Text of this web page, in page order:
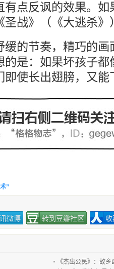
有点反讽的效果。
圣战》（《大逃杀
缓的节奏，精巧的
的是：如果坏孩子
即使长出翅膀，又能
”
微博 转到豆瓣社区
《杰出公民》：故乡